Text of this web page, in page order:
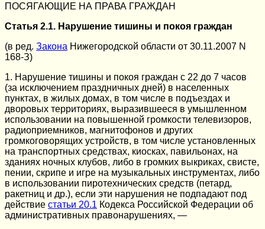
ПОСЯГАЮЩИЕ НА ПРАВА ГРАЖДАН
Статья 2.1. Нарушение тишины и покоя граждан
(в ред. Закона Нижегородской области от 30.11.2007 N
168-З)
1. Нарушение тишины и покоя граждан с 22 до 7 часов
(за исключением праздничных дней) в населенных
пунктах, в жилых домах, в том числе в подъездах и
дворовых территориях, выразившееся в умышленном
использовании на повышенной громкости телевизоров,
радиоприемников, магнитофонов и других
громкоговорящих устройств, в том числе установленных
на транспортных средствах, киосках, павильонах, на
зданиях ночных клубов, либо в громких выкриках, свисте,
пении, скрипе и игре на музыкальных инструментах, либо
в использовании пиротехнических средств (петард,
ракетниц и др.), если эти нарушения не подпадают под
действие статьи 20.1 Кодекса Российской Федерации об
административных правонарушениях, —